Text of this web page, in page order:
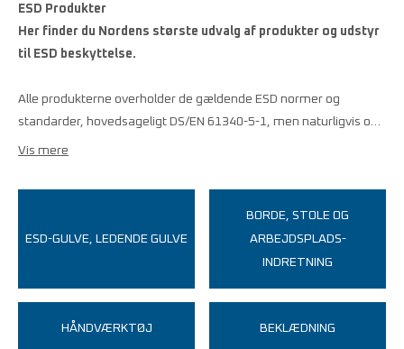
ESD Produkter
Her finder du Nordens største udvalg af produkter og udstyr
til ESD beskyttelse.
Alle produkterne overholder de gældende ESD normer og
standarder, hovedsageligt DS/EN 61340-5-1, men naturligvis o…
Vis mere
ESD-GULVE, LEDENDE GULVE
BORDE, STOLE OG
ARBEJDSPLADS-
INDRETNING
HÅNDVÆRKTØJ BEKLÆDNING